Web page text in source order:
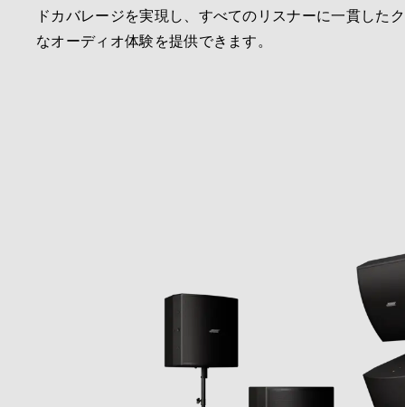
ドカバレージを実現し、すべてのリスナーに一貫した
なオーディオ体験を提供できます。